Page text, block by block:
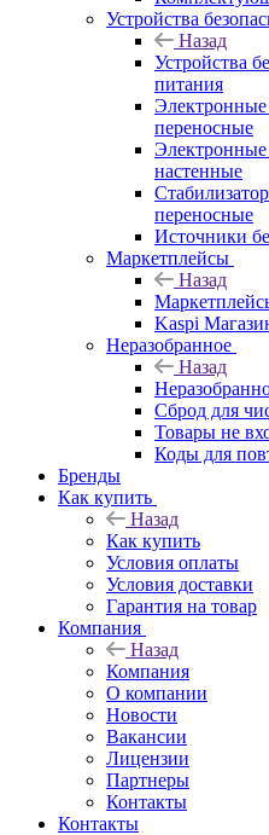
Устройства
Назад
Устройства
питания
Электронные
переносные
Электронные
настенные
переносные
Источники
Маркетплейсы
Назад
Kaspi
Неразобранное
Назад
Сброд для
Товары не
Коды для
Бренды
Как купить
Назад
Как купить
Условия оплаты
Условия доставки
Гарантия на товар
Компания
Назад
Компания
О компании
Новости
Вакансии
Лицензии
Партнеры
Контакты
Контакты